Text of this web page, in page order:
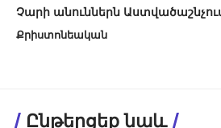
Չարի անուններն
Քրիստոնեական
Ընթերցեք նաև